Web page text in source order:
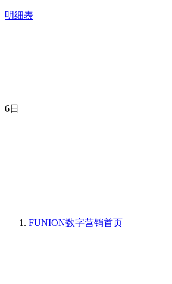
明细表
6日
FUNION数字营销首页